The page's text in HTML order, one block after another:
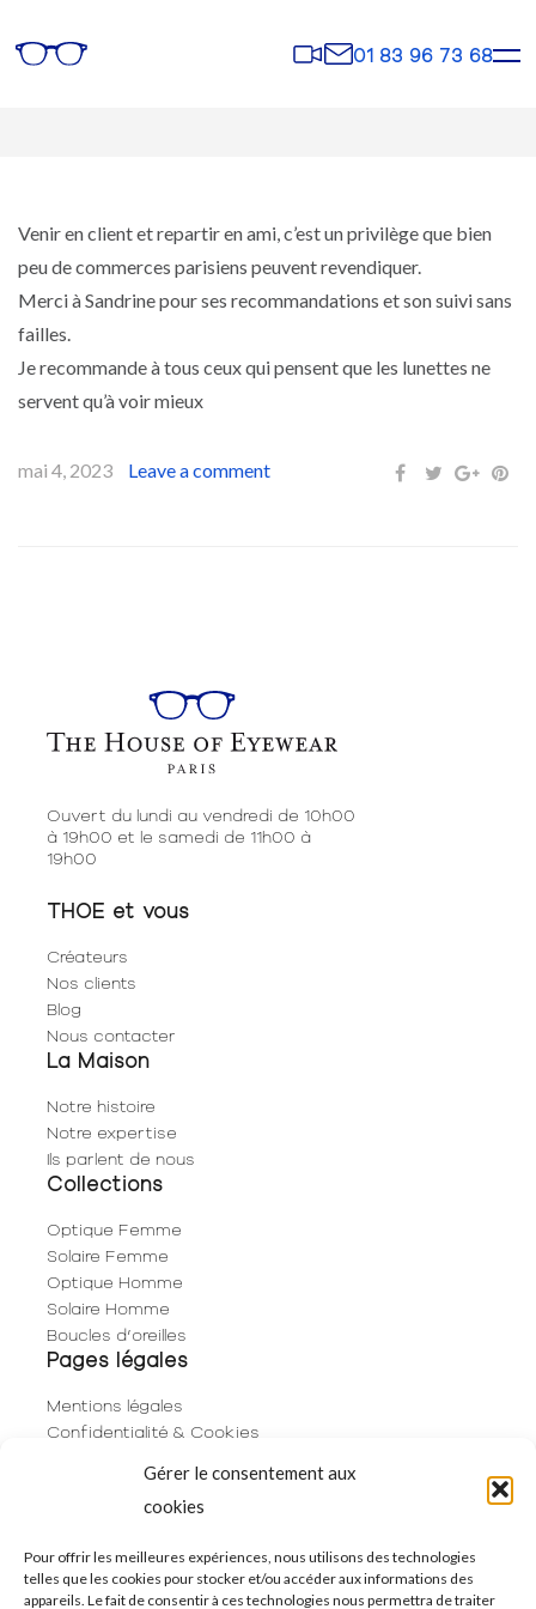
Gérer le consentement aux
cookies
Pour offrir les meilleures expériences, nous utilisons des technologies
telles que les cookies pour stocker et/ou accéder aux informations des
appareils. Le fait de consentir à ces technologies nous permettra de traiter
Rendez-
vous
Contact
01 83 96 73 68
Venir en client et repartir en ami, c’est un privilège que bien
peu de commerces parisiens peuvent revendiquer.
Merci à Sandrine pour ses recommandations et son suivi sans
failles.
Je recommande à tous ceux qui pensent que les lunettes ne
servent qu’à voir mieux
mai 4, 2023 Leave a comment
Ouvert du lundi au vendredi de 10h00
à 19h00 et le samedi de 11h00 à
19h00
THOE et vous
Créateurs
Nos clients
Blog
Nous contacter
La Maison
Notre histoire
Notre expertise
Ils parlent de nous
Collections
Optique Femme
Solaire Femme
Optique Homme
Solaire Homme
Boucles d’oreilles
Pages légales
Mentions légales
Confidentialité & Cookies
Politique de cookies (UE)
06 29 53 66 63
01 83 96 73 68